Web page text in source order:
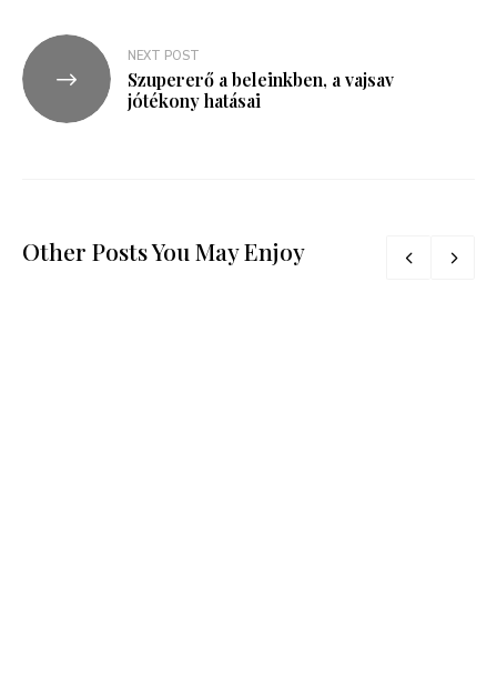
NEXT POST
Szupererő a beleinkben, a vajsav
jótékony hatásai
Other Posts You May Enjoy